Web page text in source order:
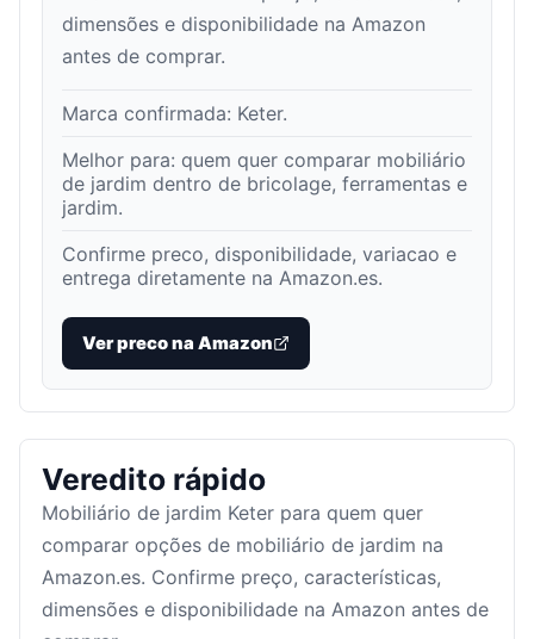
dimensões e disponibilidade na Amazon
antes de comprar.
Marca confirmada: Keter.
Melhor para: quem quer comparar mobiliário
de jardim dentro de bricolage, ferramentas e
jardim.
Confirme preco, disponibilidade, variacao e
entrega diretamente na Amazon.es.
Ver preco na Amazon
Veredito rápido
Mobiliário de jardim Keter para quem quer
comparar opções de mobiliário de jardim na
Amazon.es. Confirme preço, características,
dimensões e disponibilidade na Amazon antes de